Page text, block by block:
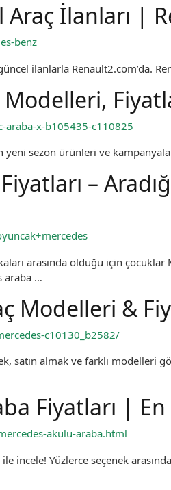
Araç İlanları |
benz
ilanlarla Renault2.com’da.
x-b105435-c110825
sezon ürünleri ve
–
arasında olduğu için
araba …
Modelleri &
c10130_b2582/
satın almak ve farklı modelleri
Fiyatları |
akulu-araba.html
incele! Yüzlerce seçenek